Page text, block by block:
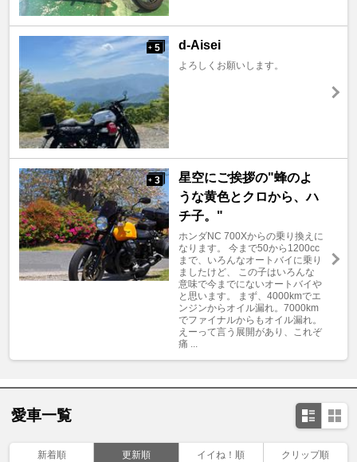
+ 5 d-Aisei
よろしくお願いします。
+ 3
星空にご挨拶の"蜂のよ
うな黄色とクロから、ハ
チ子。"
ホンダNC 700Xからの乗り換えに
なります。 今まで50から1200cc
まで、いろんなオートバイに乗り
ましたけど、 この子はいろんな
意味で今までにないオートバイや
と思います。 まず、4000kmでエ
ンジンからオイル漏れ。7000km
でファイナルからもオイル漏れ。
えーって言う展開があり、これぞ
痛 ...
愛車一覧
新着順 更新順 イイね！順 クリップ順